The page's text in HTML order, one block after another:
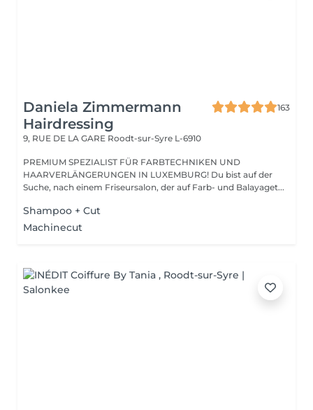
Daniela Zimmermann
Hairdressing
163
9, RUE DE LA GARE Roodt-sur-Syre L-6910
PREMIUM SPEZIALIST FÜR FARBTECHNIKEN UND
HAARVERLÄNGERUNGEN IN LUXEMBURG! Du bist auf der
Suche, nach einem Friseursalon, der auf Farb- und Balayaget...
Shampoo + Cut
Machinecut